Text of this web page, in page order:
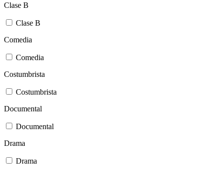
Clase B
Clase B
Comedia
Comedia
Costumbrista
Costumbrista
Documental
Documental
Drama
Drama